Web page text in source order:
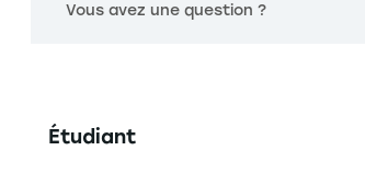
Vous avez une question ?
Navigation principale footer
Étudiant